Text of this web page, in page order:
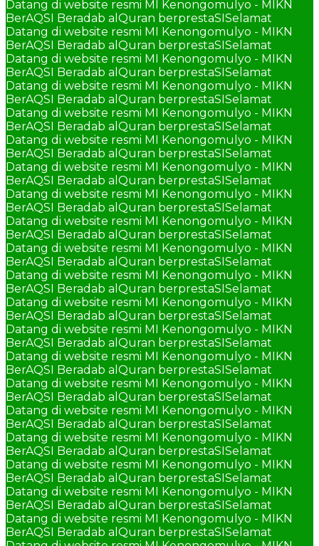
Datang di website resmi MI Kenongomulyo - MIKN
BerAQSI Beradab alQuran berprestaSISelamat
Datang di website resmi MI Kenongomulyo - MIKN
BerAQSI Beradab alQuran berprestaSISelamat
Datang di website resmi MI Kenongomulyo - MIKN
BerAQSI Beradab alQuran berprestaSISelamat
Datang di website resmi MI Kenongomulyo - MIKN
BerAQSI Beradab alQuran berprestaSISelamat
Datang di website resmi MI Kenongomulyo - MIKN
BerAQSI Beradab alQuran berprestaSISelamat
Datang di website resmi MI Kenongomulyo - MIKN
BerAQSI Beradab alQuran berprestaSISelamat
Datang di website resmi MI Kenongomulyo - MIKN
BerAQSI Beradab alQuran berprestaSISelamat
Datang di website resmi MI Kenongomulyo - MIKN
BerAQSI Beradab alQuran berprestaSISelamat
Datang di website resmi MI Kenongomulyo - MIKN
BerAQSI Beradab alQuran berprestaSISelamat
Datang di website resmi MI Kenongomulyo - MIKN
BerAQSI Beradab alQuran berprestaSISelamat
Datang di website resmi MI Kenongomulyo - MIKN
BerAQSI Beradab alQuran berprestaSISelamat
Datang di website resmi MI Kenongomulyo - MIKN
BerAQSI Beradab alQuran berprestaSISelamat
Datang di website resmi MI Kenongomulyo - MIKN
BerAQSI Beradab alQuran berprestaSISelamat
Datang di website resmi MI Kenongomulyo - MIKN
BerAQSI Beradab alQuran berprestaSISelamat
Datang di website resmi MI Kenongomulyo - MIKN
BerAQSI Beradab alQuran berprestaSISelamat
Datang di website resmi MI Kenongomulyo - MIKN
BerAQSI Beradab alQuran berprestaSISelamat
Datang di website resmi MI Kenongomulyo - MIKN
BerAQSI Beradab alQuran berprestaSISelamat
Datang di website resmi MI Kenongomulyo - MIKN
BerAQSI Beradab alQuran berprestaSISelamat
Datang di website resmi MI Kenongomulyo - MIKN
BerAQSI Beradab alQuran berprestaSISelamat
Datang di website resmi MI Kenongomulyo - MIKN
BerAQSI Beradab alQuran berprestaSISelamat